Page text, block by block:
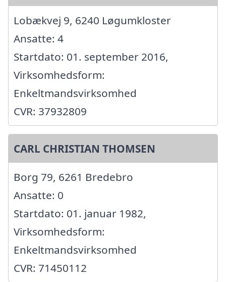
Lobækvej 9, 6240 Løgumkloster
Ansatte: 4
Startdato: 01. september 2016,
Virksomhedsform:
Enkeltmandsvirksomhed
CVR: 37932809
CARL CHRISTIAN THOMSEN
Borg 79, 6261 Bredebro
Ansatte: 0
Startdato: 01. januar 1982,
Virksomhedsform:
Enkeltmandsvirksomhed
CVR: 71450112